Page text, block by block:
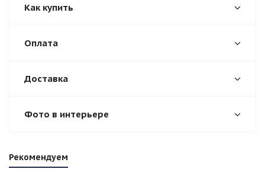
Как купить
Оплата
Доставка
Фото в интерьере
Рекомендуем